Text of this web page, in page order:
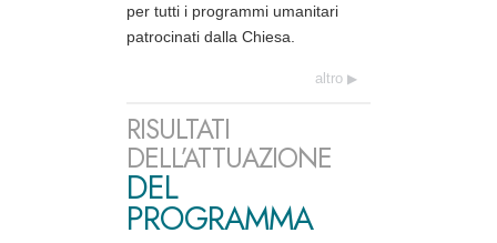
per tutti i programmi umanitari
patrocinati dalla Chiesa.
altro
RISULTATI
DELL’ATTUAZIONE
DEL
PROGRAMMA